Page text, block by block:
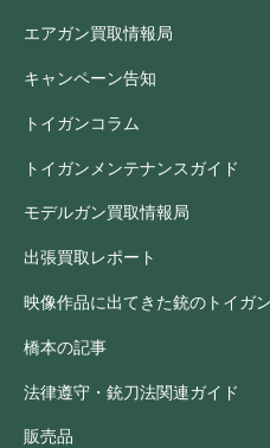
エアガン買取情報局
キャンペーン告知
トイガンコラム
トイガンメンテナンスガイド
モデルガン買取情報局
出張買取レポート
映像作品に出てきた銃のトイガン
橋本の記事
法律遵守・銃刀法関連ガイド
販売品